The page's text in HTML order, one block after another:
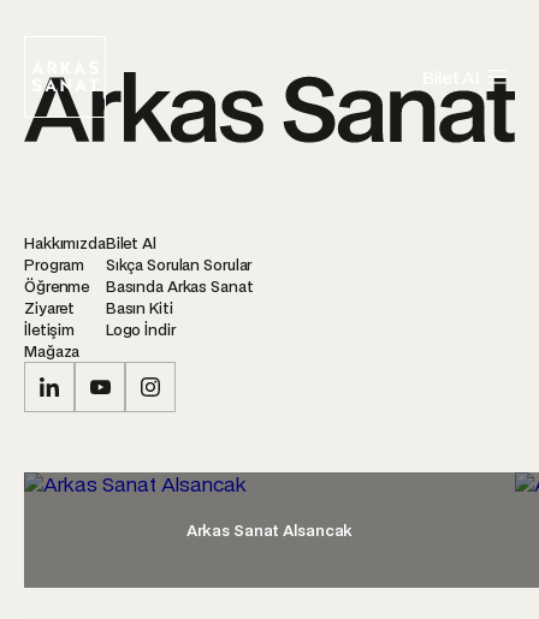
Hakkımızda
Program
Öğrenme
Ziyaret
İletişim
Mağaza
Bilet Al
Sıkça Sorulan Sorular
Basında Arkas Sanat
Basın Kiti
Logo İndir
Arkas Sanat Alsancak